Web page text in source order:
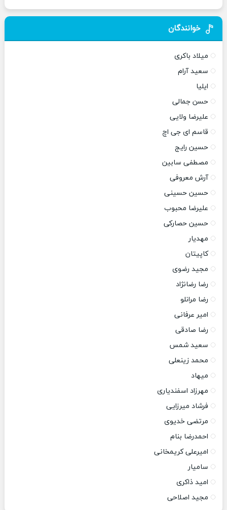
خوانندگان
میلاد باکری
سعید آرام
ایلیا
حسن جمالی
علیرضا ولایی
قاسم ای جی اچ
حسین رایج
مصطفی سابین
آرش معروفی
حسین حسینی
علیرضا محبوب
حسین حصارکی
مهدیار
کاپیتان
مجید رضوی
رضا رضانژاد
رضا مرانلو
امیر عرفانی
رضا صادقی
سعید شمس
محمد زینعلی
میهاد
مهرزاد اسفندیاری
فرشاد میرزایی
مرتضی خدیوی
احمدرضا بنام
امیرعلی کریمخانی
سامیار
امید ذاکری
مجید اصلاحی